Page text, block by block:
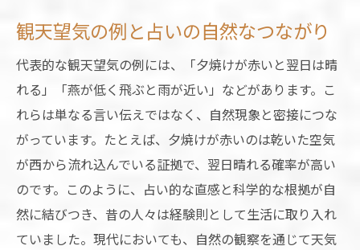
観天望気の例と占いの自然なつながり
代表的な観天望気の例には、「夕焼けが赤いと翌日は晴
れる」「燕が低く飛ぶと雨が近い」などがあります。こ
れらは単なる言い伝えではなく、自然現象と密接につな
がっています。たとえば、夕焼けが赤いのは乾いた空気
が西から流れ込んでいる証拠で、翌日晴れる確率が高い
のです。このように、占い的な直感と科学的な根拠が自
然に結びつき、昔の人々は経験則として生活に取り入れ
ていました。現代においても、自然の観察を通じて天気